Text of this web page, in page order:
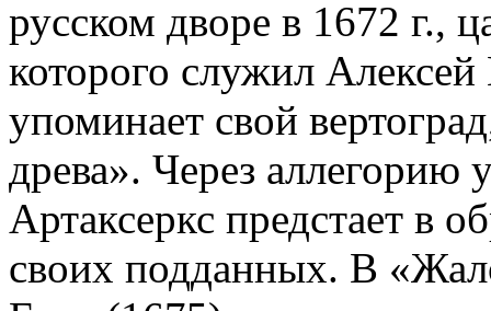
русском дворе в 1672 г.,
которого служил
упоминает свой
древа». Через аллегорию
Артаксеркс предстает в
своих подданных. В